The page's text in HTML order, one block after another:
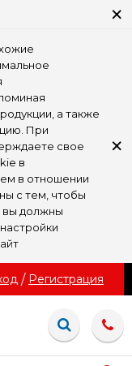
×
а также
При
свое
в
в отношении
с тем, чтобы
вы должны
×
/ Регистрация